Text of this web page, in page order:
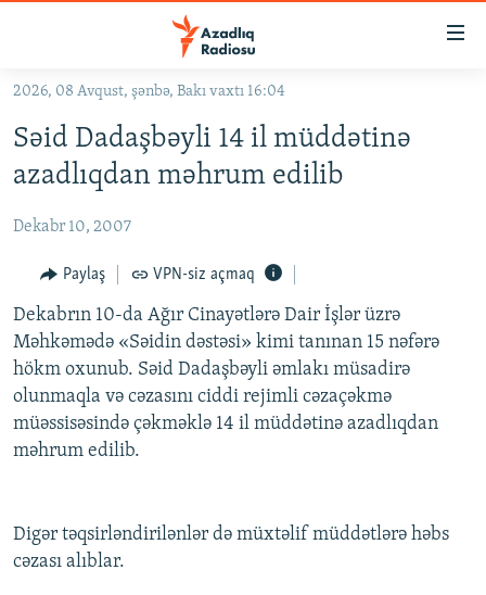
Əsas
qayıt
Əsas
naviqasiyaya
qayıt
KORRUPSIOMETR
#ƏSLINDƏ
FƏRQƏ BAX
QANUNI DOĞRU
ARAŞDIRMA
MULTIMEDIA
VIDEO
KARIKATURA
RADIO ARXIV
İSLAM VƏ DEMOKRATIYA
PEŞƏ ETIKASI VƏ JURNALISTIKA STANDARTLARIMIZ
BIZI IZLƏ
2026, 08 Avqust, şənbə, Bakı vaxtı 16:04
Səid Dadaşbəyli 14 il müddətinə
azadlıqdan məhrum edilib
Dekabr 10, 2007
Paylaş VPN-siz açmaq
Dekabrın 10-da Ağır Cinayətlərə Dair İşlər üzrə
Məhkəmədə «Səidin dəstəsi» kimi tanınan 15 nəfərə
hökm oxunub. Səid Dadaşbəyli əmlakı müsadirə
olunmaqla və cəzasını ciddi rejimli cəzaçəkmə
müəssisəsində çəkməklə 14 il müddətinə azadlıqdan
məhrum edilib.
Digər təqsirləndirilənlər də müxtəlif müddətlərə həbs
cəzası alıblar.